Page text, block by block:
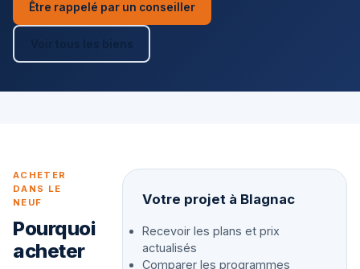
Être rappelé par un conseiller
Voir tous les biens
ACHETER
DANS LE
NEUF
Pourquoi
acheter
Votre projet à Blagnac
Recevoir les plans et prix
actualisés
Comparer les programmes